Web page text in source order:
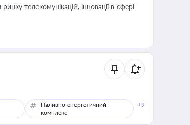
телекомунікацій, інновації в сфері
Паливно-енергетичний
комплекс
+9